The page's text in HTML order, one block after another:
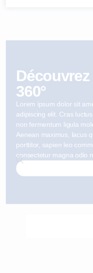
360°
Lorem ipsum dolor sit
adipiscing elit. Cras
non fermentum ligula
Aenean maximus, lacus
porttitor, sapien leo
consectetur magna odio